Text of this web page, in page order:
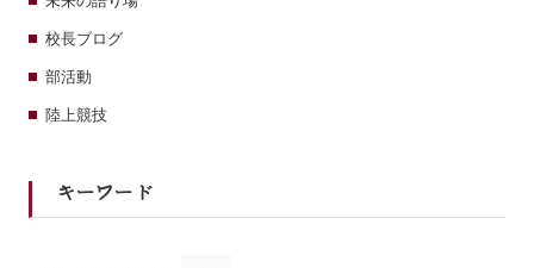
校長ブログ
部活動
陸上競技
キーワード